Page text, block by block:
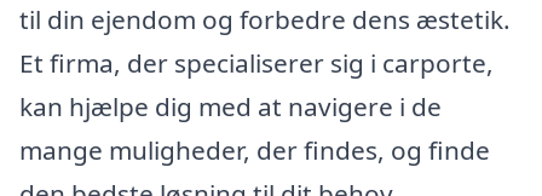
til din ejendom og forbedre dens æstetik.
Et firma, der specialiserer sig i carporte,
kan hjælpe dig med at navigere i de
mange muligheder, der findes, og finde